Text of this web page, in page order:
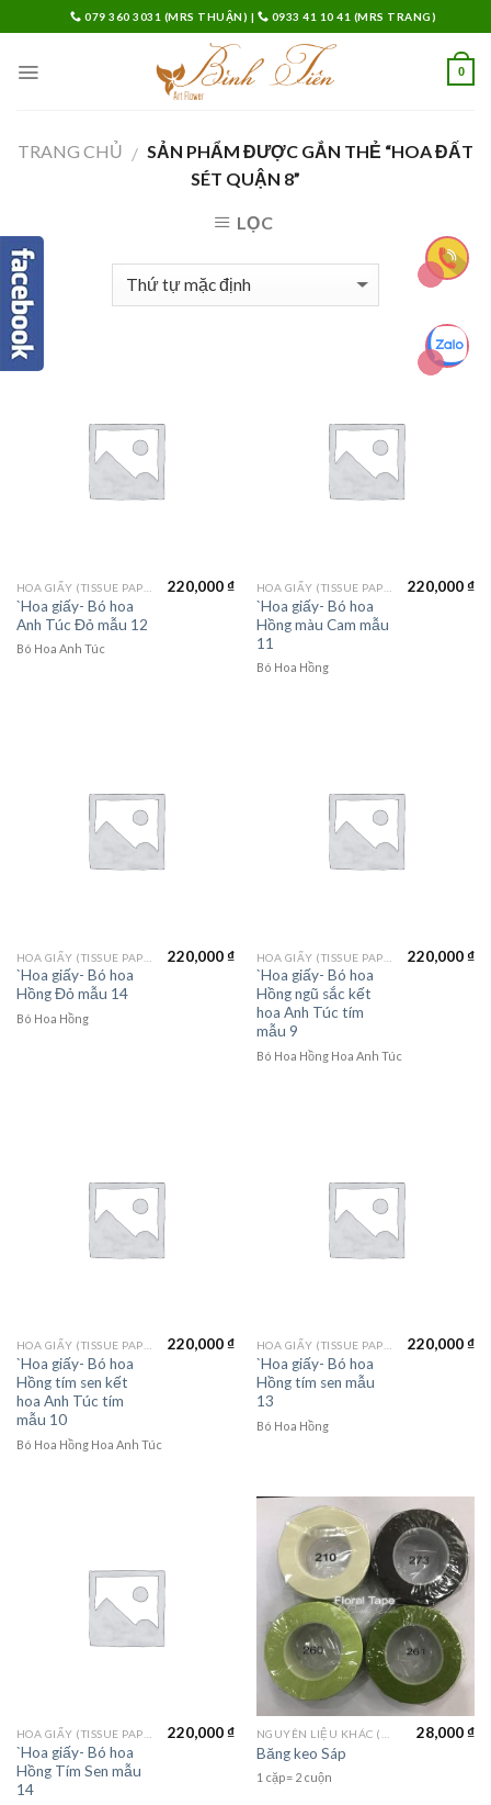
to
content
079 360 3031 (MRS THUẬN) | 0933 41 10 41 (MRS TRANG)
0
TRANG CHỦ / SẢN PHẨM ĐƯỢC GẮN THẺ “HOA ĐẤT
SÉT QUẬN 8”
LỌC
`Hoa giấy- Bó hoa
Anh Túc Đỏ mẫu 12
220,000₫
Bó Hoa Anh Túc
`Hoa giấy- Bó hoa
Hồng màu Cam mẫu
11
220,000₫
Bó Hoa Hồng
`Hoa giấy- Bó hoa
Hồng Đỏ mẫu 14
220,000₫
Bó Hoa Hồng
`Hoa giấy- Bó hoa
Hồng ngũ sắc kết
hoa Anh Túc tím
mẫu 9
220,000₫
Bó Hoa Hồng Hoa Anh Túc
HOA GIẤY (TISSUE PAPER)
`Hoa giấy- Bó hoa
Hồng tím sen kết
hoa Anh Túc tím
mẫu 10
220,000₫
Bó Hoa Hồng Hoa Anh Túc
HOA GIẤY (TISSUE PAPER)
`Hoa giấy- Bó hoa
Hồng tím sen mẫu
13
220,000₫
Bó Hoa Hồng
`Hoa giấy- Bó hoa
Hồng Tím Sen mẫu
14
220,000₫
Băng keo Sáp
28,000₫
1 cặp= 2 cuộn